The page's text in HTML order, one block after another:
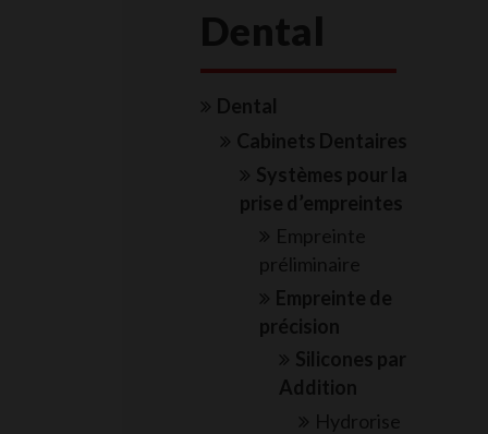
Dental
Dental
Cabinets Dentaires
Systèmes pour la
prise d’empreintes
Empreinte
préliminaire
Empreinte de
précision
Silicones par
Addition
Hydrorise